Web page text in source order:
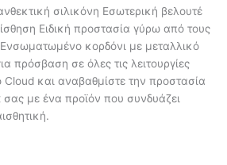
σιλικόνη Εσωτερική βελουτέ
Ειδική προστασία γύρω από τους
κορδόνι με μεταλλικό
πρόσβαση σε όλες τις λειτουργίες
Cloud και αναβαθμίστε την προστασία
σας με ένα προϊόν που συνδυάζει